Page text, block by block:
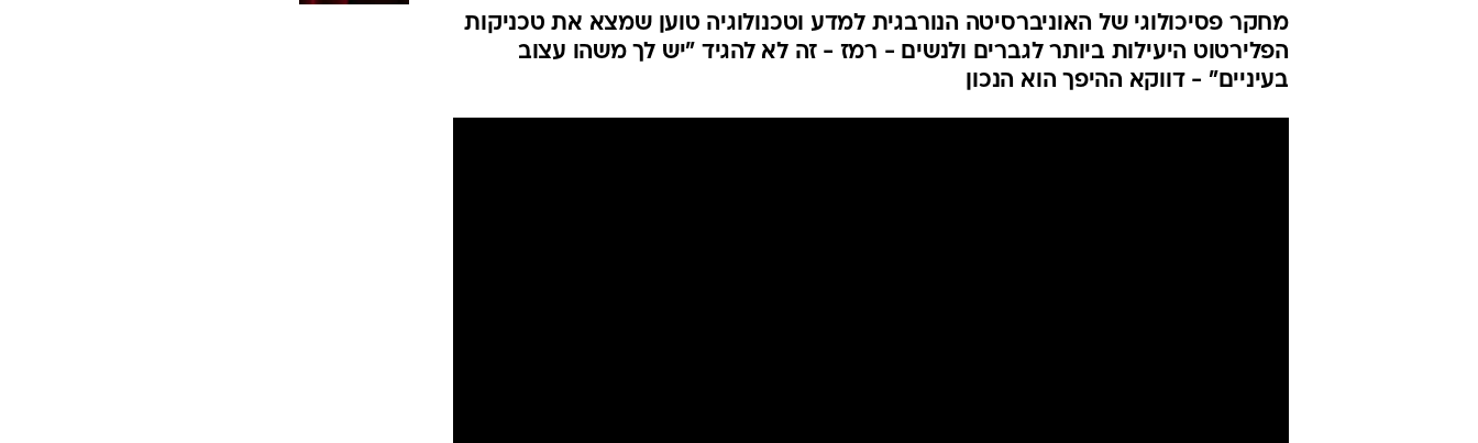
מחקר פסיכולוגי של האוניברסיטה הנורבגית למדע וטכנולוגיה טוען שמצא את טכניקות
הפלירטוט היעילות ביותר לגברים ולנשים - רמז - זה לא להגיד "יש לך משהו עצוב
בעיניים" - דווקא ההיפך הוא הנכון